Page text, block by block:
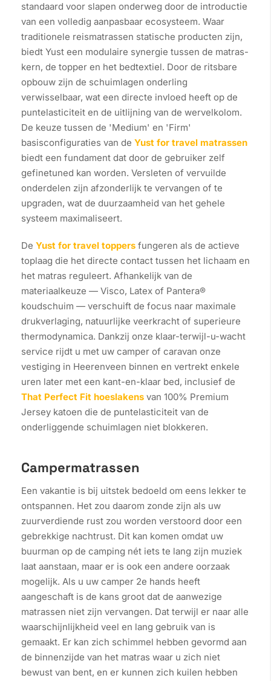
standaard voor slapen onderweg door de introductie
van een volledig aanpasbaar ecosysteem. Waar
traditionele reismatrassen statische producten zijn,
biedt Yust een modulaire synergie tussen de matras-
kern, de topper en het bedtextiel. Door de ritsbare
opbouw zijn de schuimlagen onderling
verwisselbaar, wat een directe invloed heeft op de
puntelasticiteit en de uitlijning van de wervelkolom.
De keuze tussen de 'Medium' en 'Firm'
basisconfiguraties van de Yust for travel matrassen
biedt een fundament dat door de gebruiker zelf
gefinetuned kan worden. Versleten of vervuilde
onderdelen zijn afzonderlijk te vervangen of te
upgraden, wat de duurzaamheid van het gehele
systeem maximaliseert.
De Yust for travel toppers fungeren als de actieve
toplaag die het directe contact tussen het lichaam en
het matras reguleert. Afhankelijk van de
materiaalkeuze — Visco, Latex of Pantera®
koudschuim — verschuift de focus naar maximale
drukverlaging, natuurlijke veerkracht of superieure
thermodynamica. Dankzij onze klaar-terwijl-u-wacht
service rijdt u met uw camper of caravan onze
vestiging in Heerenveen binnen en vertrekt enkele
uren later met een kant-en-klaar bed, inclusief de
That Perfect Fit hoeslakens van 100% Premium
Jersey katoen die de puntelasticiteit van de
onderliggende schuimlagen niet blokkeren.
Campermatrassen
Een vakantie is bij uitstek bedoeld om eens lekker te
ontspannen. Het zou daarom zonde zijn als uw
zuurverdiende rust zou worden verstoord door een
gebrekkige nachtrust. Dit kan komen omdat uw
buurman op de camping nét iets te lang zijn muziek
laat aanstaan, maar er is ook een andere oorzaak
mogelijk. Als u uw camper 2e hands heeft
aangeschaft is de kans groot dat de aanwezige
matrassen niet zijn vervangen. Dat terwijl er naar alle
waarschijnlijkheid veel en lang gebruik van is
gemaakt. Er kan zich schimmel hebben gevormd aan
de binnenzijde van het matras waar u zich niet
bewust van bent, en er kunnen zich kuilen hebben